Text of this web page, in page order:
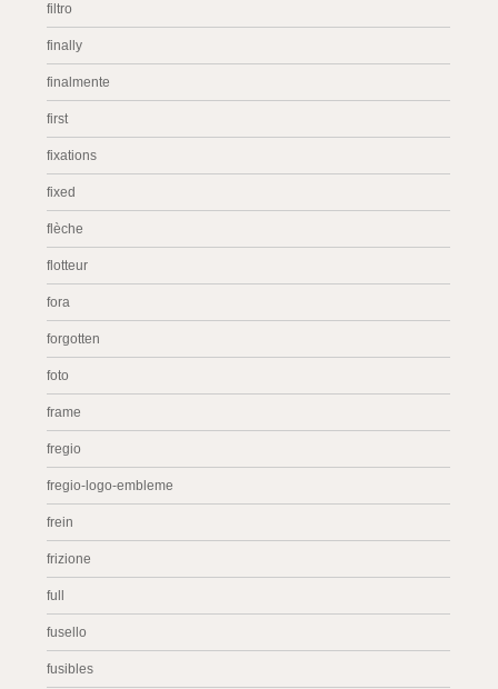
filtro
finally
finalmente
first
fixations
fixed
flèche
flotteur
fora
forgotten
foto
frame
fregio
fregio-logo-embleme
frein
frizione
full
fusello
fusibles